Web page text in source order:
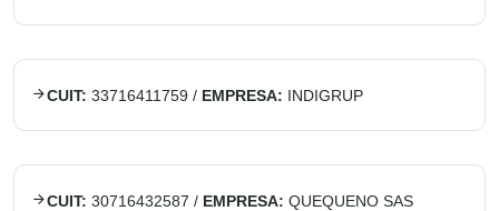
CUIT: 33716411759 / EMPRESA: INDIGRUP
CUIT: 30716432587 / EMPRESA: QUEQUENO SAS